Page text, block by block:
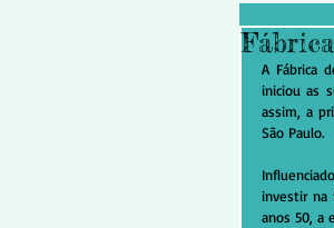
A Fábrica
iniciou as
assim, a
São Paulo.
investir na
anos 50, a